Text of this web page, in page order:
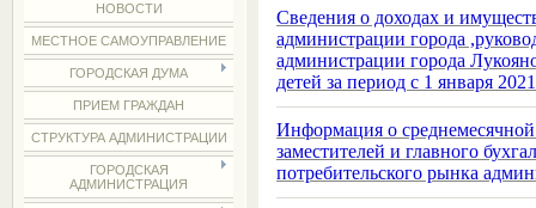
НОВОСТИ
МЕСТНОЕ САМОУПРАВЛЕНИЕ
ГОРОДСКАЯ ДУМА
ПРИЕМ ГРАЖДАН
СТРУКТУРА АДМИНИСТРАЦИИ
ГОРОДСКАЯ
АДМИНИСТРАЦИЯ
Сведения о доходах и
администрации города
администрации города
детей за период с 1 января
Информация о среднемесячной
заместителей и главного
потребительского рынка